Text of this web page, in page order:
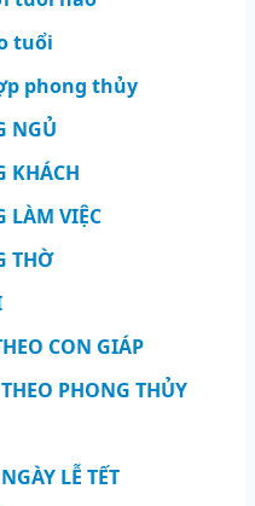
tuổi
phong thủy
NGỦ
KHÁCH
LÀM VIỆC
THỜ
CON GIÁP
PHONG THỦY
LỄ TẾT